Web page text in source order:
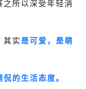
所以深受年轻消
其实是可爱，是萌
的生活态度。